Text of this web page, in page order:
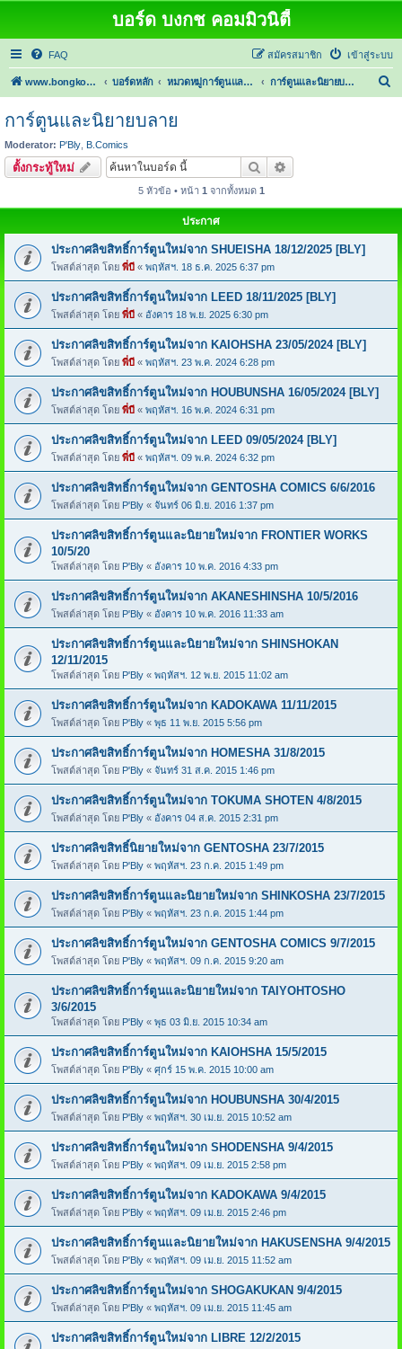
บอร์ด บงกช คอมมิวนิตี้
FAQ เข้าสู่ระบบ
สมัครสมาชิก
www.bongkoch.com บอร์ดหลัก หมวดหมู่การ์ตูนและนิยาย การ์ตูนและนิยายบลาย
การ์ตูนและนิยายบลาย
Moderator: P'Bly B.Comics
ตั้งกระทู้ใหม่ ค้นหา
5 หัวข้อ • หน้า 1 จากทั้งหมด 1
ประกาศ
ประกาศลิขสิทธิ์การ์ตูนใหม่จาก SHUEISHA 18/12/2025 [BLY]
โพสต์ล่าสุด โดย พี่บี « พฤหัสฯ. 18 ธ.ค. 2025 6:37 pm
ประกาศลิขสิทธิ์การ์ตูนใหม่จาก LEED 18/11/2025 [BLY]
โพสต์ล่าสุด โดย พี่บี « อังคาร 18 พ.ย. 2025 6:30 pm
ประกาศลิขสิทธิ์การ์ตูนใหม่จาก KAIOHSHA 23/05/2024 [BLY]
โพสต์ล่าสุด โดย พี่บี « พฤหัสฯ. 23 พ.ค. 2024 6:28 pm
ประกาศลิขสิทธิ์การ์ตูนใหม่จาก HOUBUNSHA 16/05/2024 [BLY]
โพสต์ล่าสุด โดย พี่บี « พฤหัสฯ. 16 พ.ค. 2024 6:31 pm
ประกาศลิขสิทธิ์การ์ตูนใหม่จาก LEED 09/05/2024 [BLY]
โพสต์ล่าสุด โดย พี่บี « พฤหัสฯ. 09 พ.ค. 2024 6:32 pm
ประกาศลิขสิทธิ์การ์ตูนใหม่จาก GENTOSHA COMICS 6/6/2016
โพสต์ล่าสุด โดย P'Bly « จันทร์ 06 มิ.ย. 2016 1:37 pm
ประกาศลิขสิทธิ์การ์ตูนและนิยายใหม่จาก FRONTIER WORKS
10/5/20
โพสต์ล่าสุด โดย P'Bly « อังคาร 10 พ.ค. 2016 4:33 pm
ประกาศลิขสิทธิ์การ์ตูนใหม่จาก AKANESHINSHA 10/5/2016
โพสต์ล่าสุด โดย P'Bly « อังคาร 10 พ.ค. 2016 11:33 am
ประกาศลิขสิทธิ์การ์ตูนและนิยายใหม่จาก SHINSHOKAN
12/11/2015
โพสต์ล่าสุด โดย P'Bly « พฤหัสฯ. 12 พ.ย. 2015 11:02 am
ประกาศลิขสิทธิ์การ์ตูนใหม่จาก KADOKAWA 11/11/2015
โพสต์ล่าสุด โดย P'Bly « พุธ 11 พ.ย. 2015 5:56 pm
ประกาศลิขสิทธิ์การ์ตูนใหม่จาก HOMESHA 31/8/2015
โพสต์ล่าสุด โดย P'Bly « จันทร์ 31 ส.ค. 2015 1:46 pm
ประกาศลิขสิทธิ์การ์ตูนใหม่จาก TOKUMA SHOTEN 4/8/2015
โพสต์ล่าสุด โดย P'Bly « อังคาร 04 ส.ค. 2015 2:31 pm
ประกาศลิขสิทธิ์นิยายใหม่จาก GENTOSHA 23/7/2015
โพสต์ล่าสุด โดย P'Bly « พฤหัสฯ. 23 ก.ค. 2015 1:49 pm
ประกาศลิขสิทธิ์การ์ตูนและนิยายใหม่จาก SHINKOSHA 23/7/2015
โพสต์ล่าสุด โดย P'Bly « พฤหัสฯ. 23 ก.ค. 2015 1:44 pm
ประกาศลิขสิทธิ์การ์ตูนใหม่จาก GENTOSHA COMICS 9/7/2015
โพสต์ล่าสุด โดย P'Bly « พฤหัสฯ. 09 ก.ค. 2015 9:20 am
ประกาศลิขสิทธิ์การ์ตูนและนิยายใหม่จาก TAIYOHTOSHO
3/6/2015
โพสต์ล่าสุด โดย P'Bly « พุธ 03 มิ.ย. 2015 10:34 am
ประกาศลิขสิทธิ์การ์ตูนใหม่จาก KAIOHSHA 15/5/2015
โพสต์ล่าสุด โดย P'Bly « ศุกร์ 15 พ.ค. 2015 10:00 am
ประกาศลิขสิทธิ์การ์ตูนใหม่จาก HOUBUNSHA 30/4/2015
โพสต์ล่าสุด โดย P'Bly « พฤหัสฯ. 30 เม.ย. 2015 10:52 am
ประกาศลิขสิทธิ์การ์ตูนใหม่จาก SHODENSHA 9/4/2015
โพสต์ล่าสุด โดย P'Bly « พฤหัสฯ. 09 เม.ย. 2015 2:58 pm
ประกาศลิขสิทธิ์การ์ตูนใหม่จาก KADOKAWA 9/4/2015
โพสต์ล่าสุด โดย P'Bly « พฤหัสฯ. 09 เม.ย. 2015 2:46 pm
ประกาศลิขสิทธิ์การ์ตูนและนิยายใหม่จาก HAKUSENSHA 9/4/2015
โพสต์ล่าสุด โดย P'Bly « พฤหัสฯ. 09 เม.ย. 2015 11:52 am
ประกาศลิขสิทธิ์การ์ตูนใหม่จาก SHOGAKUKAN 9/4/2015
โพสต์ล่าสุด โดย P'Bly « พฤหัสฯ. 09 เม.ย. 2015 11:45 am
ประกาศลิขสิทธิ์การ์ตูนใหม่จาก LIBRE 12/2/2015